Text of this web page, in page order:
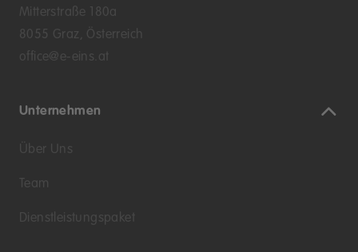
Mitterstraße 180a
8055 Graz, Österreich
office@e-eins.at
Unternehmen
Über Uns
Team
Dienstleistungspaket